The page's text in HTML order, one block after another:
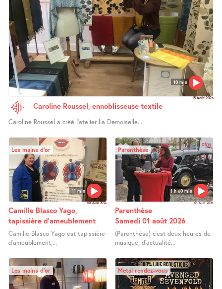
10 min
15 Août 2026
Caroline Roussel, ennoblisseuse textile
Caroline Roussel a créé l’atelier La Demoiselle...
11 min
Les mains d’or
08 Août 2026
Camille Blasco Yago,
tapissière d’ameublement
Camille Blasco Yago est tapissière
d’ameublement,...
1 h 60 min
Parenthèse
01 Août 2026
Parenthèse
Samedi 01 août 2026
(Parenthèse) c’est deux heures de
musique, d’actualité...
Les mains d’or Metal rendez-vous